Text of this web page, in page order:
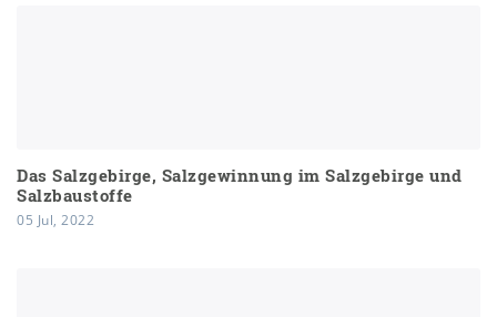
Das Salzgebirge, Salzgewinnung im Salzgebirge und
Salzbaustoffe
05 Jul, 2022